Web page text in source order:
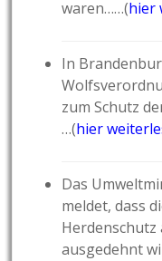
waren……(hier
In
zum Schutz
…(hier
Das
meldet, dass
Herdenschutz
ausgedehnt